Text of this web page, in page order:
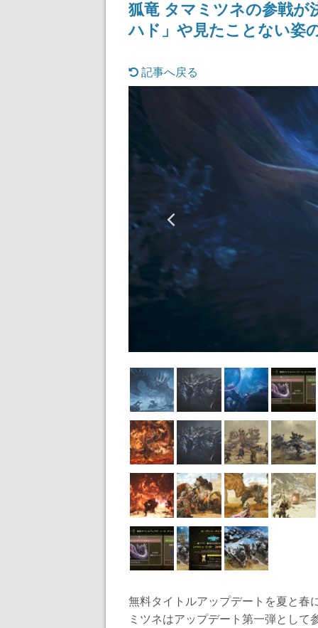
まだ続きがある
狐竜 タマミツネの参戦
ハド」や見たことない姿
記事へ戻る
無料タイトルアップデートを夏と春
ミツネはアップデート第一弾として